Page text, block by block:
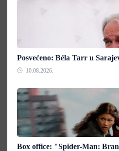
Posvećeno: Béla Tarr u
10.08.2026.
Box office: "Spider-Man: